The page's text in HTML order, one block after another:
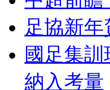
足協新年
國足集
納入考量